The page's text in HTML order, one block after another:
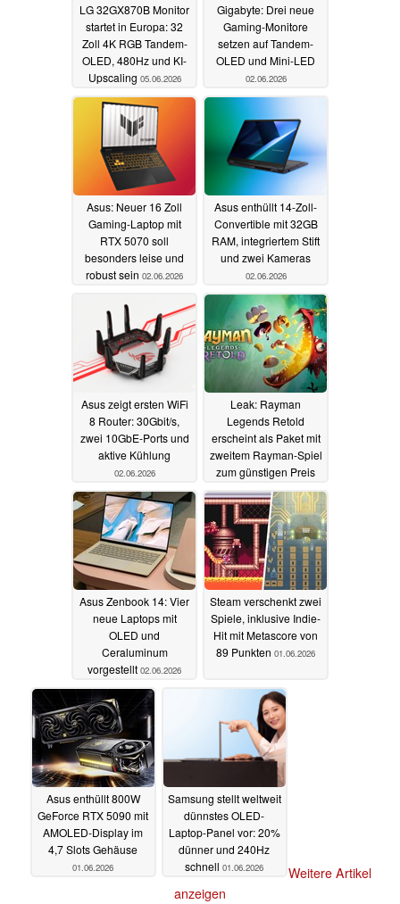
LG 32GX870B Monitor
startet in Europa: 32
Zoll 4K RGB Tandem-
OLED, 480Hz und KI-
Upscaling 05.06.2026
Gigabyte: Drei neue
Gaming-Monitore
setzen auf Tandem-
OLED und Mini-LED
02.06.2026
Asus: Neuer 16 Zoll
Gaming-Laptop mit
RTX 5070 soll
besonders leise und
robust sein 02.06.2026
Asus enthüllt 14-Zoll-
Convertible mit 32GB
RAM, integriertem Stift
und zwei Kameras
02.06.2026
Asus zeigt ersten WiFi
8 Router: 30Gbit/s,
zwei 10GbE-Ports und
aktive Kühlung
02.06.2026
Leak: Rayman
Legends Retold
erscheint als Paket mit
zweitem Rayman-Spiel
zum günstigen Preis
02.06.2026
Asus Zenbook 14: Vier
neue Laptops mit
OLED und
Ceraluminum
vorgestellt 02.06.2026
Steam verschenkt zwei
Spiele, inklusive Indie-
Hit mit Metascore von
89 Punkten 01.06.2026
Asus enthüllt 800W
GeForce RTX 5090 mit
AMOLED-Display im
4,7 Slots Gehäuse
01.06.2026
Samsung stellt weltweit
dünnstes OLED-
Laptop-Panel vor: 20%
dünner und 240Hz
schnell 01.06.2026
Weitere Artikel
anzeigen